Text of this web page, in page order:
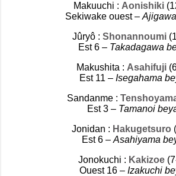
Makuuchi : Aonishiki
Sekiwake ouest –
Jûryô : Shonannoumi
Est 6 – Takadagawa
Makushita : Asahifuji
Est 11 –Isegahama
Sandanme :
Est 3 – Tamanoi
Jonidan : Hakugetsuro
Est 6 – Asahiyama
Jonokuchi : Kakizoe
Ouest 16 –Izakuchi